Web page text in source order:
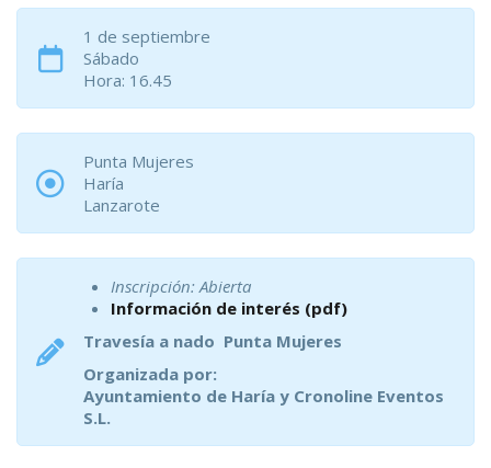
1 de septiembre
Sábado
Hora: 16.45
Punta Mujeres
Haría
Lanzarote
Inscripción: Abierta
Información de interés (pdf)
Travesía a nado Punta Mujeres
Organizada por:
Ayuntamiento de Haría y Cronoline Eventos
S.L.